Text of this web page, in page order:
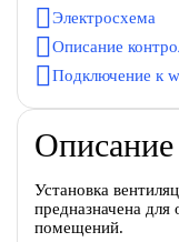
Электросхема
Описание
Подключение к
Описание
Установка
предназначена
помещений.